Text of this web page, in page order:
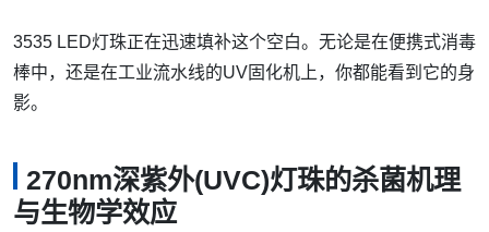
3535 LED灯珠正在迅速填补这个空白。无论是在便携式消毒
棒中，还是在工业流水线的UV固化机上，你都能看到它的身
影。
270nm深紫外(UVC)灯珠的杀菌机理
与生物学效应